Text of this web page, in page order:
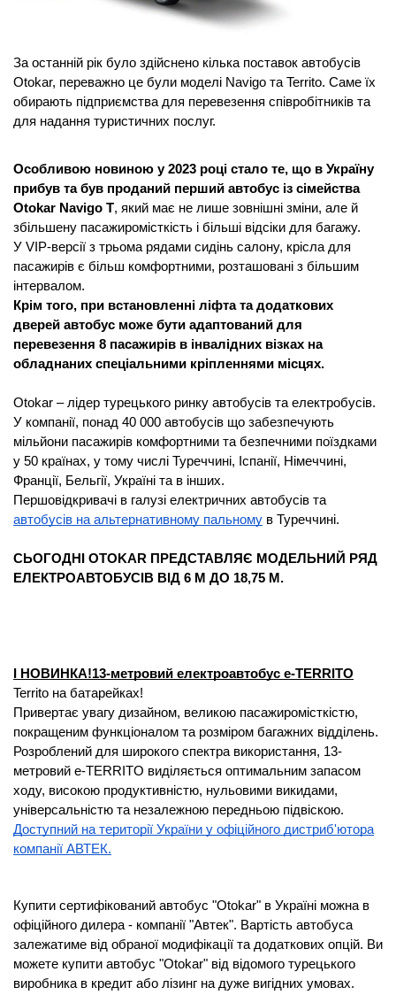
За останній рік було здійснено кілька поставок автобусів
Otokar, переважно це були моделі Navigo та Territo. Саме їх
обирають підприємства для перевезення співробітників та
для надання туристичних послуг.
Особливою новиною у 2023 році стало те, що в Україну
прибув та був проданий перший автобус із сімейства
Otokar Navigo T, який має не лише зовнішні зміни, але й
збільшену пасажиромісткість і більші відсіки для багажу.
У VIP-версії з трьома рядами сидінь салону, крісла для
пасажирів є більш комфортними, розташовані з більшим
інтервалом.
Крім того, при встановленні ліфта та додаткових
дверей автобус може бути адаптований для
перевезення 8 пасажирів в інвалідних візках на
обладнаних спеціальними кріпленнями місцях.
Otokar – лідер турецького ринку автобусів та електробусів.
У компанії, понад 40 000 автобусів що забезпечують
мільйони пасажирів комфортними та безпечними поїздками
у 50 країнах, у тому числі Туреччині, Іспанії, Німеччині,
Франції, Бельгії, Україні та в інших.
Першовідкривачі в галузі електричних автобусів та
автобусів на альтернативному пальному в Туреччині.
СЬОГОДНІ OTOKAR ПРЕДСТАВЛЯЄ МОДЕЛЬНИЙ РЯД
ЕЛЕКТРОАВТОБУСІВ ВІД 6 М ДО 18,75 М.
І НОВИНКА!13-метровий електроавтобус e-TERRITO
Territo на батарейках!
Привертає увагу дизайном, великою пасажиромісткістю,
покращеним функціоналом та розміром багажних відділень.
Розроблений для широкого спектра використання, 13-
метровий e-TERRITO виділяється оптимальним запасом
ходу, високою продуктивністю, нульовими викидами,
універсальністю та незалежною передньою підвіскою.
Доступний на території України у офіційного дистриб'ютора
компанії АВТЕК.
Купити сертифікований автобус "Otokar" в Україні можна в
офіційного дилера - компанії "Автек". Вартість автобуса
залежатиме від обраної модифікації та додаткових опцій. Ви
можете купити автобус "Otokar" від відомого турецького
виробника в кредит або лізинг на дуже вигідних умовах.